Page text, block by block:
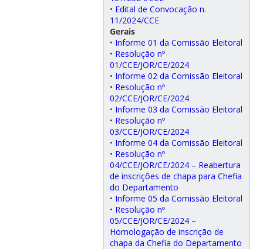
• Edital de Convocação n.
11/2024/CCE
Gerais
• Informe 01 da Comissão Eleitoral
• Resolução nº
01/CCE/JOR/CE/2024
• Informe 02 da Comissão Eleitoral
• Resolução nº
02/CCE/JOR/CE/2024
• Informe 03 da Comissão Eleitoral
• Resolução nº
03/CCE/JOR/CE/2024
• Informe 04 da Comissão Eleitoral
• Resolução nº
04/CCE/JOR/CE/2024 – Reabertura
de inscrições de chapa para Chefia
do Departamento
• Informe 05 da Comissão Eleitoral
• Resolução nº
05/CCE/JOR/CE/2024 –
Homologação de inscrição de
chapa da Chefia do Departamento